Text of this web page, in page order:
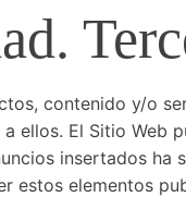
contenido y/o
ellos. El Sitio
insertados
elementos